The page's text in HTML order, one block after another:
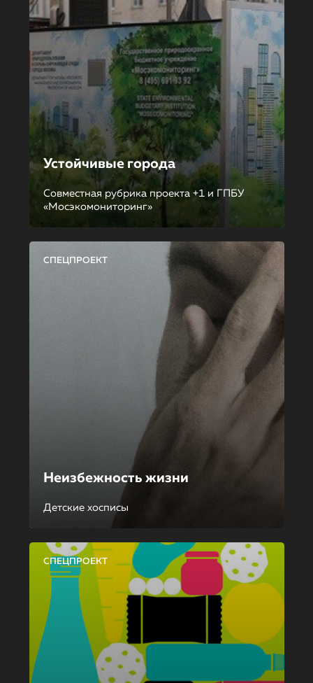
Устойчивые города
Совместная рубрика проекта +1 и ГПБУ
«Мосэкомониторинг»
СПЕЦПРОЕКТ
Неизбежность жизни
Детские хосписы
СПЕЦПРОЕКТ